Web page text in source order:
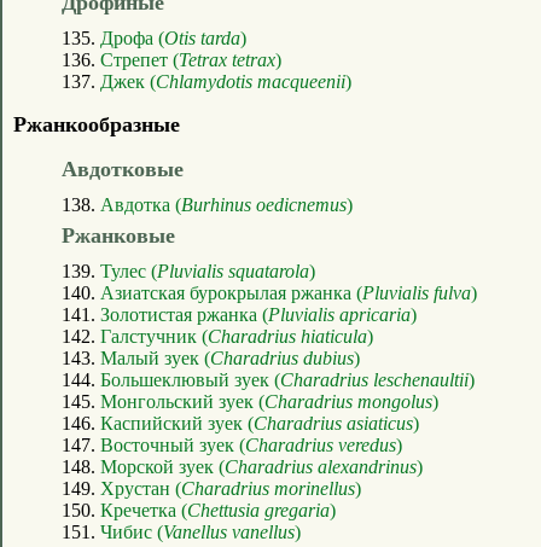
135. Дрофа (Otis tarda)
136. Стрепет (Tetrax tetrax)
137. Джек (Chlamydotis macqueenii)
Ржанкообразные
Авдотковые
138. Авдотка (Burhinus oedicnemus)
Ржанковые
139. Тулес (Pluvialis squatarola)
140. Азиатская бурокрылая ржанка (Pluvialis fulva)
141. Золотистая ржанка (Pluvialis apricaria)
142. Галстучник (Charadrius hiaticula)
143. Малый зуек (Charadrius dubius)
144. Большеклювый зуек (Charadrius leschenaultii)
145. Монгольский зуек (Charadrius mongolus)
146. Каспийский зуек (Charadrius asiaticus)
147. Восточный зуек (Charadrius veredus)
148. Морской зуек (Charadrius alexandrinus)
149. Хрустан (Charadrius morinellus)
150. Кречетка (Chettusia gregaria)
151. Чибис (Vanellus vanellus)